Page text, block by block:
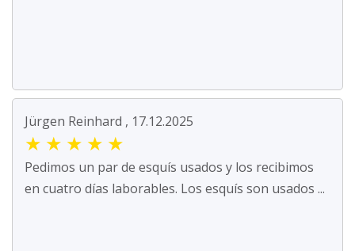
Jürgen Reinhard , 17.12.2025
★ ★ ★ ★ ★
Pedimos un par de esquís usados y los recibimos
en cuatro días laborables. Los esquís son usados ...